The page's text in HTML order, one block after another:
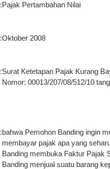
:Pajak Pertambahan Nilai
:Oktober 2008
:Surat Ketetapan Pajak Kurang
Nomor: 00013/207/08/512/10
:bahwa Pemohon Banding ingin
membayar pajak apa yang
Banding membuka Faktur Pajak
Banding menjual suatu barang